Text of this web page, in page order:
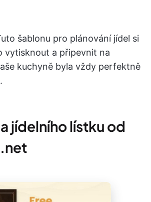
šablonu pro plánování jídel si
vytisknout a připevnit na
kuchyně byla vždy perfektně
jídelního lístku od